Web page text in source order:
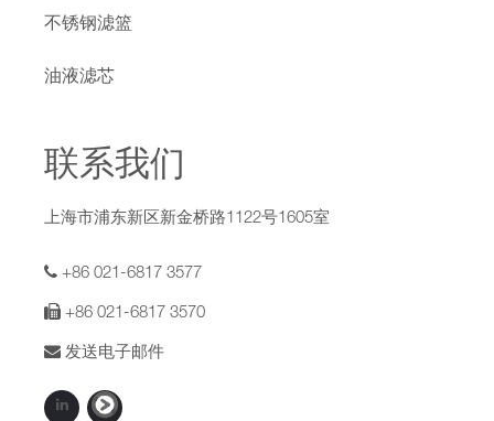
不锈钢滤篮
油液滤芯
联系我们
上海市浦东新区新金桥路1122号1605室
+86 021-6817 3577
+86 021-6817 3570
发送电子邮件